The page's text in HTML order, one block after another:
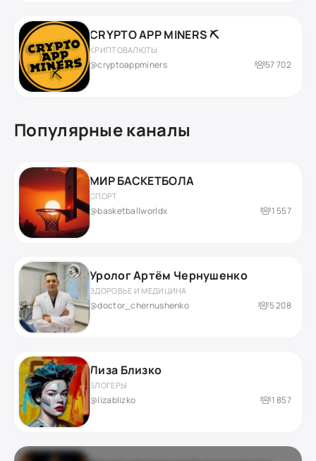
CRYPTO APP MINERS ⛏️
КРИПТОВАЛЮТЫ
@cryptoappminers 57 702
Популярные каналы
МИР БАСКЕТБОЛА
СПОРТ
@basketballworldx 1 557
Уролог Артём Чернушенко
ЗДОРОВЬЕ И МЕДИЦИНА
@doctor_chernushenko 5 208
Лиза Близко
БЛОГЕРЫ
@lizablizko 1 857